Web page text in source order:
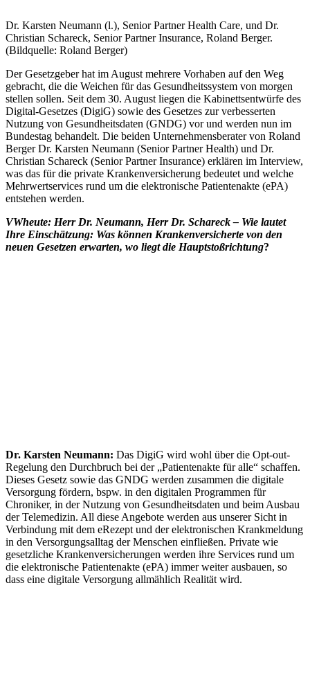
Dr. Karsten Neumann (l.), Senior Partner Health Care, und Dr.
Christian Schareck, Senior Partner Insurance, Roland Berger.
(Bildquelle: Roland Berger)
Der Gesetzgeber hat im August mehrere Vorhaben auf den Weg
gebracht, die die Weichen für das Gesundheitssystem von morgen
stellen sollen. Seit dem 30. August liegen die Kabinettsentwürfe des
Digital-Gesetzes (DigiG) sowie des Gesetzes zur verbesserten
Nutzung von Gesundheitsdaten (GNDG) vor und werden nun im
Bundestag behandelt. Die beiden Unternehmensberater von Roland
Berger Dr. Karsten Neumann (Senior Partner Health) und Dr.
Christian Schareck (Senior Partner Insurance) erklären im Interview,
was das für die private Krankenversicherung bedeutet und welche
Mehrwertservices rund um die elektronische Patientenakte (ePA)
entstehen werden.
VWheute: Herr Dr. Neumann, Herr Dr. Schareck – Wie lautet
Ihre Einschätzung: Was können Krankenversicherte von den
neuen Gesetzen erwarten, wo liegt die Hauptstoßrichtung?
Dr. Karsten Neumann: Das DigiG wird wohl über die Opt-out-
Regelung den Durchbruch bei der „Patientenakte für alle“ schaffen.
Dieses Gesetz sowie das GNDG werden zusammen die digitale
Versorgung fördern, bspw. in den digitalen Programmen für
Chroniker, in der Nutzung von Gesundheitsdaten und beim Ausbau
der Telemedizin. All diese Angebote werden aus unserer Sicht in
Verbindung mit dem eRezept und der elektronischen Krankmeldung
in den Versorgungsalltag der Menschen einfließen. Private wie
gesetzliche Krankenversicherungen werden ihre Services rund um
die elektronische Patientenakte (ePA) immer weiter ausbauen, so
dass eine digitale Versorgung allmählich Realität wird.